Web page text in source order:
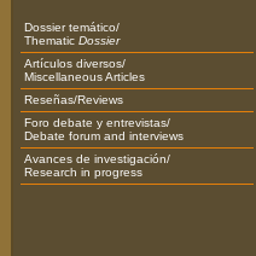
Dossier temático/
Thematic Dossier
Artículos diversos/
Miscellaneous Articles
Reseñas/Reviews
Foro debate y entrevistas/
Debate forum and interviews
Avances de investigación/
Research in progress